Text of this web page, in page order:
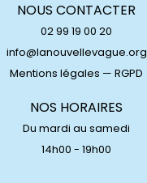
NOUS CONTACTER
02 99 19 00 20
info@lanouvellevague.org
Mentions légales — RGPD
NOS HORAIRES
Du mardi au samedi
14h00 - 19h00